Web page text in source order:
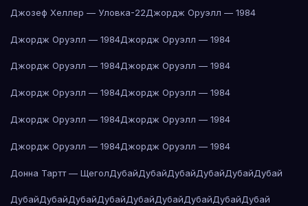
Джозеф Хеллер — Уловка-22Джордж Оруэлл — 1984
Джордж Оруэлл — 1984Джордж Оруэлл — 1984
Джордж Оруэлл — 1984Джордж Оруэлл — 1984
Джордж Оруэлл — 1984Джордж Оруэлл — 1984
Джордж Оруэлл — 1984Джордж Оруэлл — 1984
Джордж Оруэлл — 1984Джордж Оруэлл — 1984
Донна Тартт — ЩеголДубайДубайДубайДубайДубайДубай
ДубайДубайДубайДубайДубайДубайДубайДубайДубай